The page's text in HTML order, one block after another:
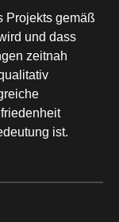
Projekts gemäß
und dass
zeitnah
ist.